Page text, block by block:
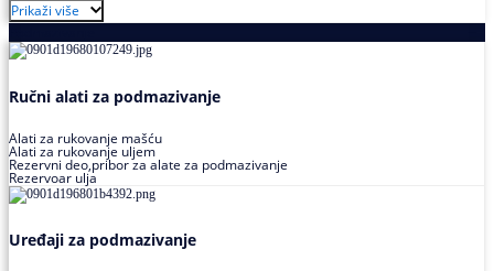
Prikaži više
Ručni alati za podmazivanje
Alati za rukovanje mašću
Alati za rukovanje uljem
Rezervni deo,pribor za alate za podmazivanje
Rezervoar ulja
Uređaji za podmazivanje